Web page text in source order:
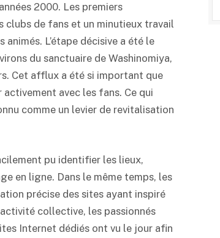
2000. Les premiers
clubs de fans et un minutieux travail
L’étape décisive a été le
du sanctuaire de Washinomiya,
Cet afflux a été si important que
avec les fans. Ce qui
comme un levier de revitalisation
pu identifier les lieux,
en ligne. Dans le même temps, les
précise des sites ayant inspiré
collective, les passionnés
Internet dédiés ont vu le jour afin